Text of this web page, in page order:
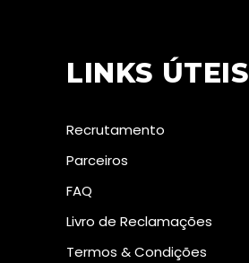
LINKS ÚTEIS
Recrutamento
Parceiros
FAQ
Livro de Reclamações
Termos & Condições